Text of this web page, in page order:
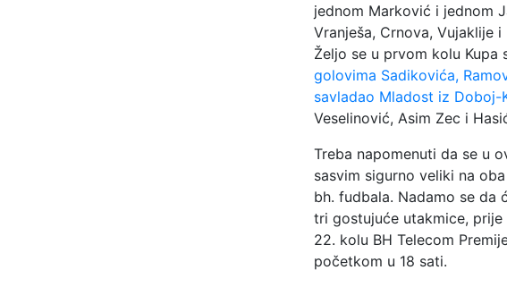
jednom Marković i jednom
Vranješa, Crnova, Vujaklije
Željo se u prvom kolu Kupa
golovima Sadikovića,
savladao Mladost iz Doboj-
Veselinović, Asim Zec i
Treba napomenuti da se u
sasvim sigurno veliki na
bh. fudbala. Nadamo se da
tri gostujuće utakmice,
22. kolu BH Telecom
početkom u 18 sati.